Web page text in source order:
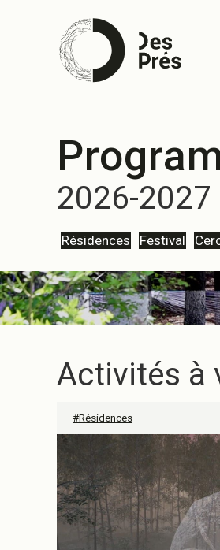
2026-2027
Résidences Festival
Activités à
#Résidences